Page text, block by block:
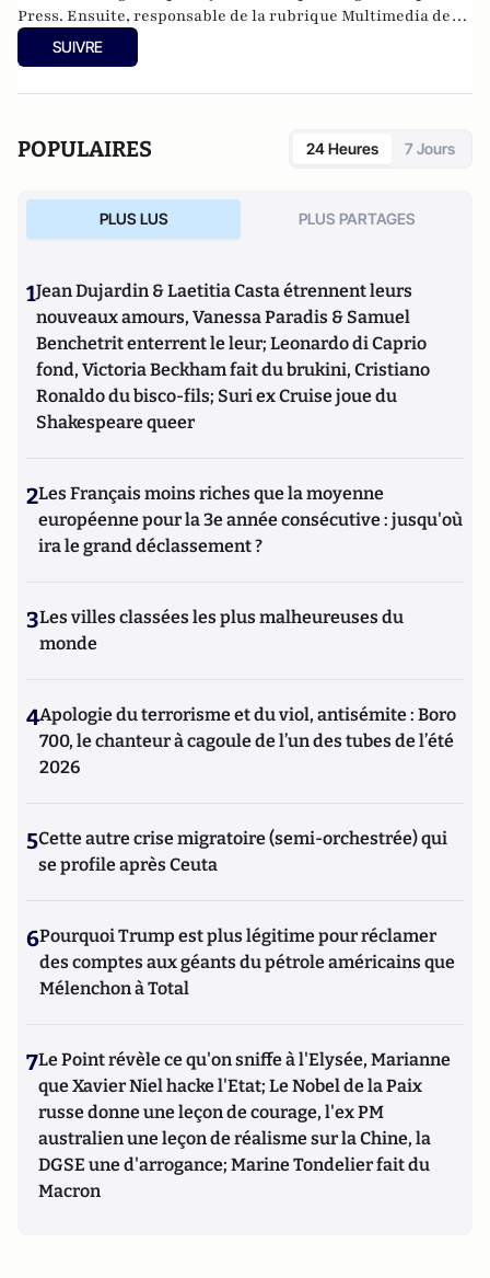
Press. Ensuite, responsable de la rubrique Multimedia de
ELLE, avant d’écrire sur les médias à Arrêt sur Images et de
collaborer avec Atlantico. Par ailleurs fut blogueur, avec Le
SUIVRE
POPULAIRES 24 Heures 7 Jours
PLUS LUS PLUS PARTAGES
1Jean Dujardin & Laetitia Casta étrennent leurs
nouveaux amours, Vanessa Paradis & Samuel
Benchetrit enterrent le leur; Leonardo di Caprio
fond, Victoria Beckham fait du brukini, Cristiano
Ronaldo du bisco-fils; Suri ex Cruise joue du
Shakespeare queer
2Les Français moins riches que la moyenne
européenne pour la 3e année consécutive : jusqu'où
ira le grand déclassement ?
3Les villes classées les plus malheureuses du
monde
4Apologie du terrorisme et du viol, antisémite : Boro
700, le chanteur à cagoule de l’un des tubes de l’été
2026
5Cette autre crise migratoire (semi-orchestrée) qui
se profile après Ceuta
6Pourquoi Trump est plus légitime pour réclamer
des comptes aux géants du pétrole américains que
Mélenchon à Total
7Le Point révèle ce qu'on sniffe à l'Elysée, Marianne
que Xavier Niel hacke l'Etat; Le Nobel de la Paix
russe donne une leçon de courage, l'ex PM
australien une leçon de réalisme sur la Chine, la
DGSE une d'arrogance; Marine Tondelier fait du
Macron